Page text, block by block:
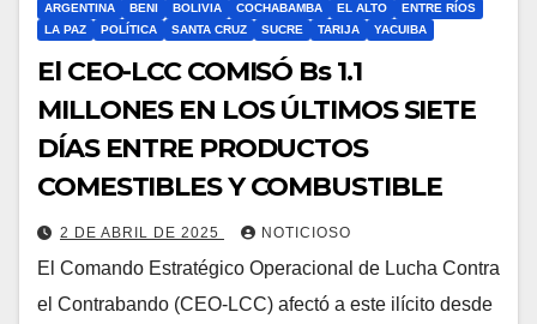
ARGENTINA BENI BOLIVIA COCHABAMBA EL ALTO
ENTRE RÍOS
LA PAZ
POLÍTICA SANTA CRUZ SUCRE TARIJA YACUIBA
El CEO-LCC COMISÓ Bs 1.1
MILLONES EN LOS ÚLTIMOS SIETE
DÍAS ENTRE PRODUCTOS
COMESTIBLES Y COMBUSTIBLE
2 DE ABRIL DE 2025 NOTICIOSO
El Comando Estratégico Operacional de Lucha Contra
el Contrabando (CEO-LCC) afectó a este ilícito desde